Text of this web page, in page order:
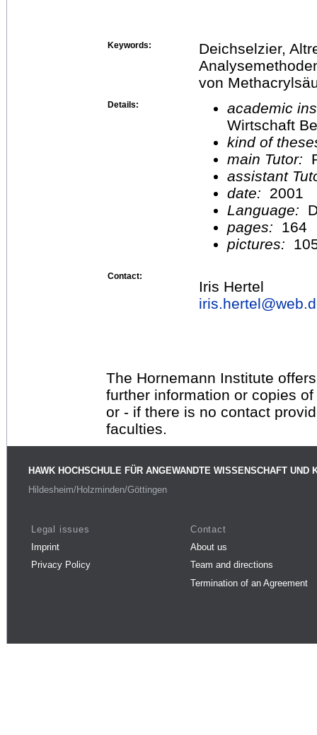
Keywords:
Deichselzier,
von
Details:
academic
Wirtschaft
kind of
main Tutor:
assistant
date:
2001
Language:
pages:
164
pictures:
Contact:
Iris Hertel
iris.hertel@
The Hornemann Institute
further information or copies
or - if there is no contact
faculties.
HAWK HOCHSCHULE FÜR ANGEWANDTE WISSENSCHAFT UND
Hildesheim/Holzminden/Göttingen
Legal issues
Imprint
Privacy Policy
Contact
About us
Team and directions
Termination of an Agreement